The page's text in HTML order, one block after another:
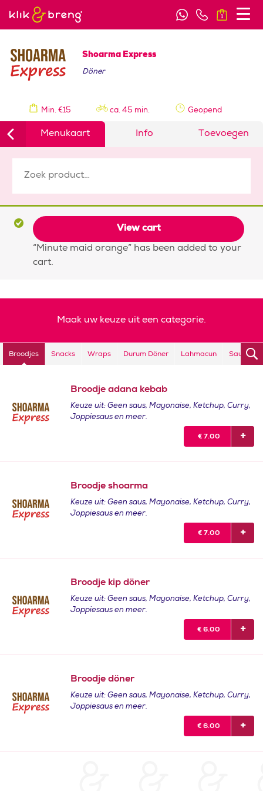
1
Shoarma Express
Döner
Min. €15 ca. 45 min. Geopend
Menukaart Info Toevoegen
View cart
“Minute maid orange” has been added to your
cart.
Maak uw keuze uit een categorie.
Broodjes Snacks Wraps Durum Döner Lahmacun Sauzen
Broodje adana kebab
Keuze uit: Geen saus, Mayonaise, Ketchup, Curry,
Joppiesaus en meer.
€ 7.00
Broodje shoarma
Keuze uit: Geen saus, Mayonaise, Ketchup, Curry,
Joppiesaus en meer.
€ 7.00
Broodje kip döner
Keuze uit: Geen saus, Mayonaise, Ketchup, Curry,
Joppiesaus en meer.
€ 6.00
Broodje döner
Keuze uit: Geen saus, Mayonaise, Ketchup, Curry,
Joppiesaus en meer.
€ 6.00